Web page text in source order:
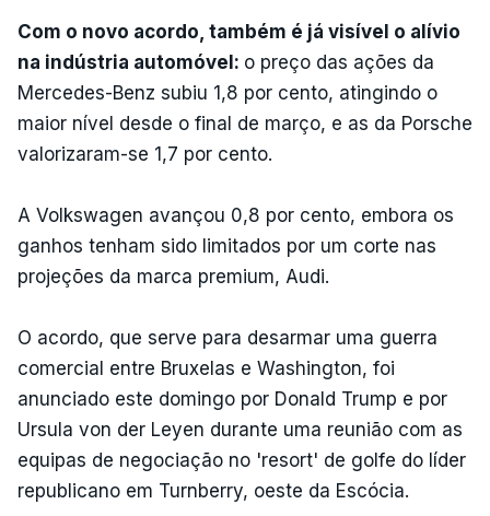
Com o novo acordo, também é já visível o alívio
na indústria automóvel: o preço das ações da
Mercedes-Benz subiu 1,8 por cento, atingindo o
maior nível desde o final de março, e as da Porsche
valorizaram-se 1,7 por cento.
A Volkswagen avançou 0,8 por cento, embora os
ganhos tenham sido limitados por um corte nas
projeções da marca premium, Audi.
O acordo, que serve para desarmar uma guerra
comercial entre Bruxelas e Washington, foi
anunciado este domingo por Donald Trump e por
Ursula von der Leyen durante uma reunião com as
equipas de negociação no 'resort' de golfe do líder
republicano em Turnberry, oeste da Escócia.